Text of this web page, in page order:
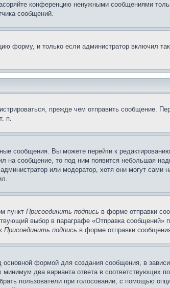
конференцию ненужными сообщениями
сообщений.
форму, и только если администратор включил
прежде чем отправить сообщение.
п.
сообщения. Вы можете перейти к
на сообщение, то под ним появится небольшая
или модератор, хотя они могут сами
пункт Присоединить подпись в форме отправки
выбор в параграфе «Отправка сообщений»
Присоединить подпись в форме отправки
основной формой для создания сообщения, в
два варианта ответа в соответствующих
пользователи при голосовании, с помощью